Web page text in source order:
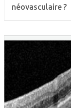
néovasculaire ?